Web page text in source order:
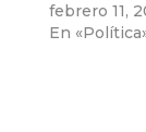
febrero 11,
En